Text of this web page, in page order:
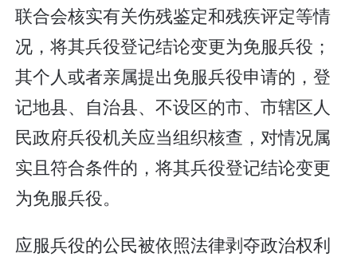
联合会核实有关伤残鉴定和残疾评定等情
况，将其兵役登记结论变更为免服兵役；
其个人或者亲属提出免服兵役申请的，登
记地县、自治县、不设区的市、市辖区人
民政府兵役机关应当组织核查，对情况属
实且符合条件的，将其兵役登记结论变更
为免服兵役。
应服兵役的公民被依照法律剥夺政治权利